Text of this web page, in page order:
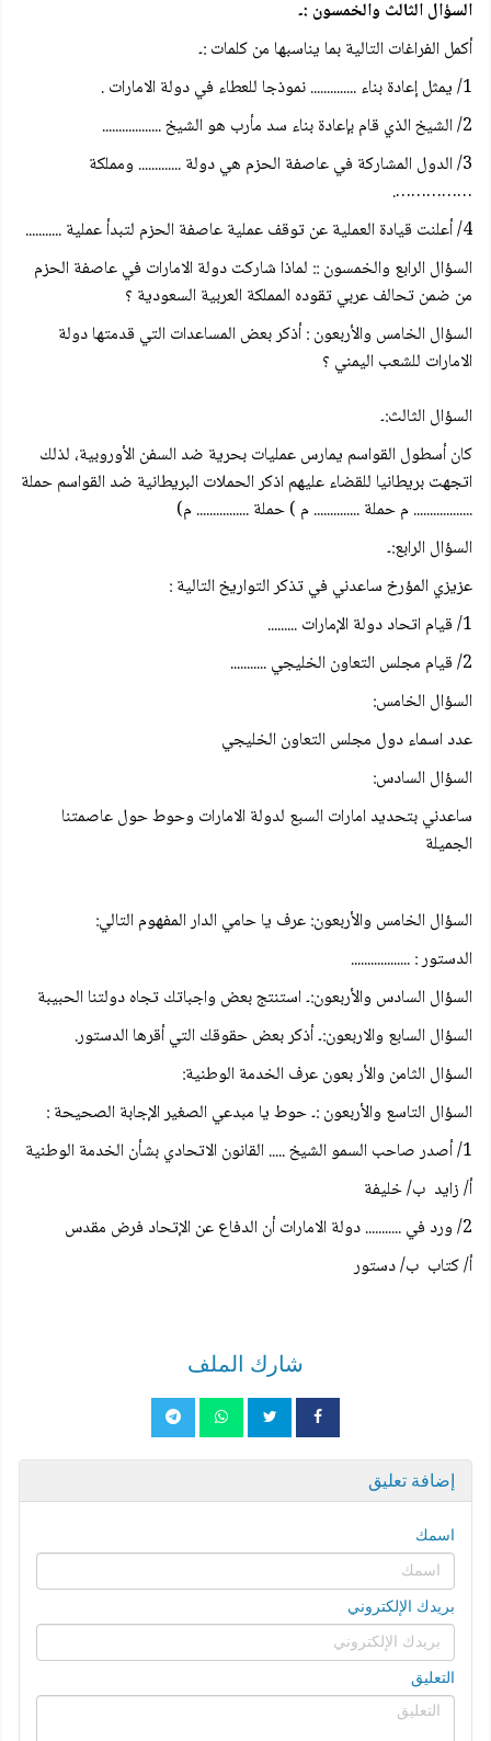
السؤال الثالث والخمسون :۔
أكمل الفراغات التالية بما يناسبها من كلمات :۔
1/ يمثل إعادة بناء .............. نموذجا للعطاء في دولة الامارات .
2/ الشيخ الذي قام بإعادة بناء سد مأرب هو الشيخ ..................
3/ الدول المشاركة في عاصفة الحزم هي دولة ............. ومملكة
…………….
4/ أعلنت قيادة العملية عن توقف عملية عاصفة الحزم لتبدأ عملية ...........
السؤال الرابع والخمسون :: لماذا شاركت دولة الامارات في عاصفة الحزم
من ضمن تحالف عربي تقوده المملكة العربية السعودية ؟
السؤال الخامس والأربعون : أذكر بعض المساعدات التي قدمتها دولة
الامارات للشعب اليمني ؟
السؤال الثالث:۔
كان أسطول القواسم يمارس عمليات بحرية ضد السفن الأوروبية، لذلك
اتجهت بريطانيا للقضاء عليهم اذكر الحملات البريطانية ضد القواسم حملة
.................. م حملة .............. م ) حملة ................ م)
السؤال الرابع:۔
عزيزي المؤرخ ساعدني في تذكر التواريخ التالية :
1/ قیام اتحاد دولة الإمارات .........
2/ قيام مجلس التعاون الخليجي ...........
السؤال الخامس:
عدد اسماء دول مجلس التعاون الخليجي
السؤال السادس:
ساعدني بتحديد امارات السبع لدولة الامارات وحوط حول عاصمتنا
الجميلة
السؤال الخامس والأربعون: عرف يا حامي الدار المفهوم التالي:
الدستور : ..................
السؤال السادس والأربعون:۔ استنتج بعض واجباتك تجاه دولتنا الحبيبة
السؤال السابع والاربعون:۔ أذكر بعض حقوقك التي أقرها الدستور.
السؤال الثامن والأر بعون عرف الخدمة الوطنية:
السؤال التاسع والأربعون :۔ حوط يا مبدعي الصغير الإجابة الصحيحة :
1/ أصدر صاحب السمو الشيخ ..... القانون الاتحادي بشأن الخدمة الوطنية
أ/ زايد ب/ خليفة
2/ ورد في ........... دولة الامارات أن الدفاع عن الإتحاد فرض مقدس
أ/ کتاب ب/ دستور
شارك الملف
إضافة تعليق
اسمك
بريدك الإلكتروني
التعليق